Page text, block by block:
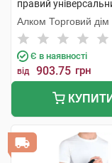
правий
Алком Торговий дім
Є в наявності
від 903.75 грн
КУПИТИ